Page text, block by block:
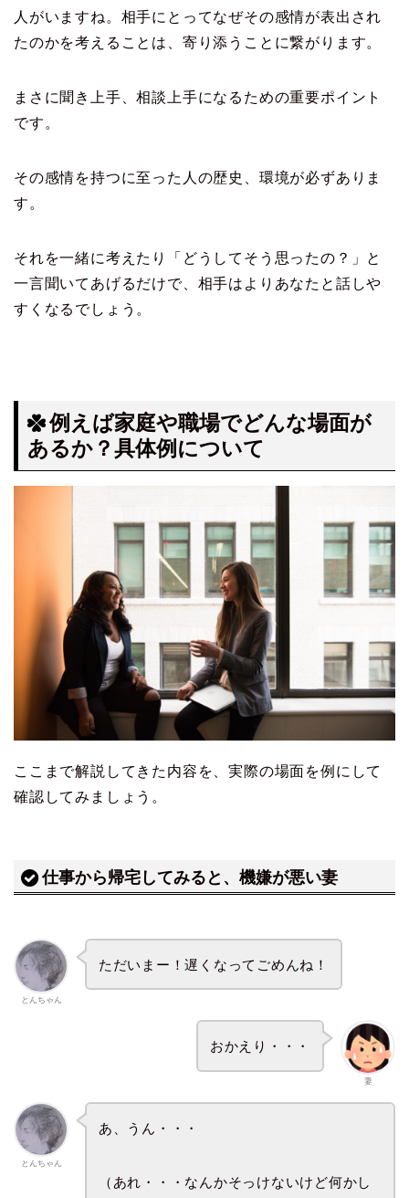
人がいますね。相手にとってなぜその感情が表出され
たのかを考えることは、寄り添うことに繋がります。
まさに聞き上手、相談上手になるための重要ポイント
です。
その感情を持つに至った人の歴史、環境が必ずありま
す。
それを一緒に考えたり「どうしてそう思ったの？」と
一言聞いてあげるだけで、相手はよりあなたと話しや
すくなるでしょう。
例えば家庭や職場でどんな場面が
あるか？具体例について
ここまで解説してきた内容を、実際の場面を例にして
確認してみましょう。
仕事から帰宅してみると、機嫌が悪い妻
とんちゃん
ただいまー！遅くなってごめんね！
妻
おかえり・・・
とんちゃん
あ、うん・・・
（あれ・・・なんかそっけないけど何かし